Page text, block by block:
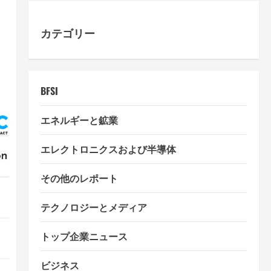
カテゴリー
BFSI
エネルギーと鉱業
エレクトロニクスおよび半導体
その他のレポート
テクノロジーとメディア
トップ企業ニュース
ビジネス